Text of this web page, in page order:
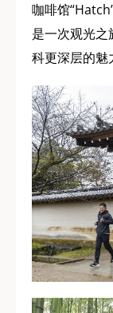
咖啡馆
是一次观光
科更深层的魅